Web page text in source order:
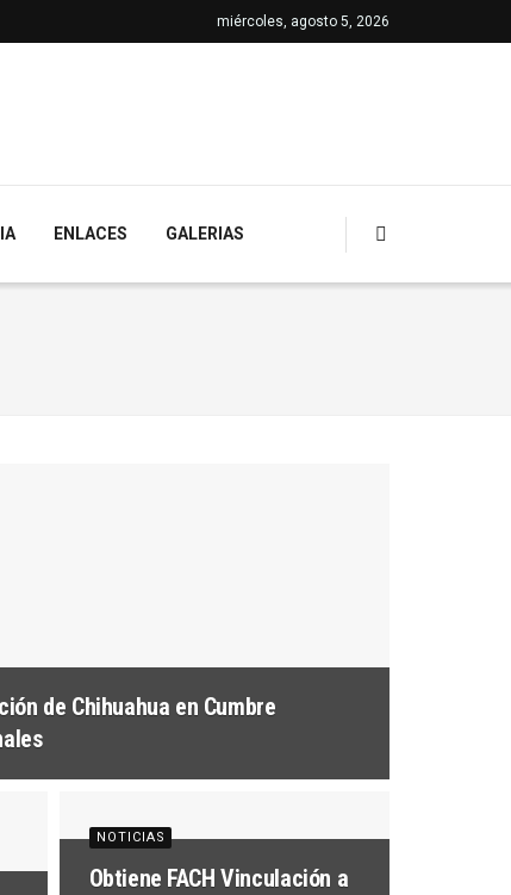
miércoles, agosto 5, 2026
ENLACES GALERIAS
de Chihuahua en Cumbre
NOTICIAS
Obtiene FACH Vinculación a